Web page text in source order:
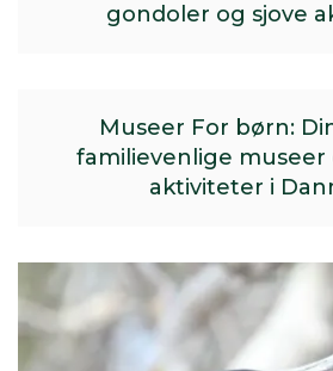
gondoler og sjove
Museer For børn:
familievenlige museer
aktiviteter i